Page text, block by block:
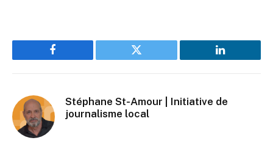
Facebook Twitter LinkedIn
Stéphane St-Amour | Initiative de
journalisme local